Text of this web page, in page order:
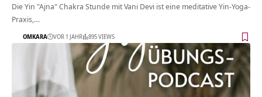
Die Yin "Ajna" Chakra Stunde mit Vani Devi ist eine meditative Yin-Yoga-
Praxis,…
OMKARA VOR 1 JAHR 895 VIEWS